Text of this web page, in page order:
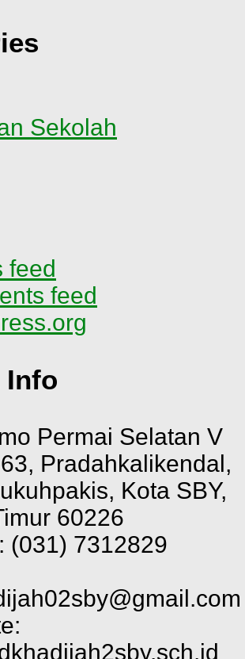
Sekolah
feed
feed
Info
Permai Selatan V
Pradahkalikendal,
Kota SBY,
60226
(031) 7312829